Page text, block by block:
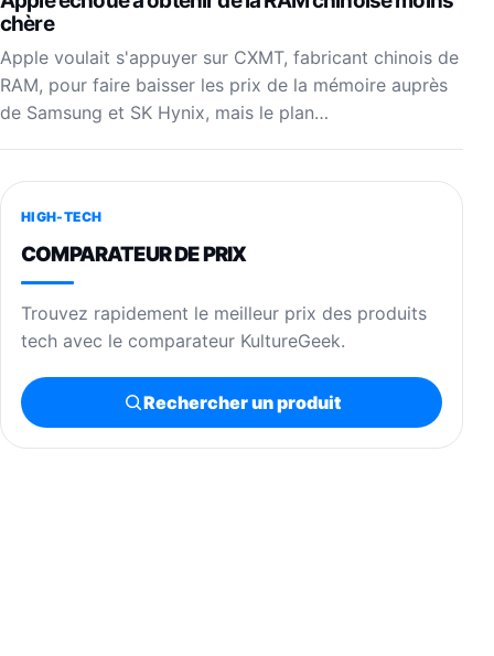
chère
Apple voulait s'appuyer sur CXMT, fabricant chinois de
RAM, pour faire baisser les prix de la mémoire auprès
de Samsung et SK Hynix, mais le plan…
HIGH-TECH
COMPARATEUR DE PRIX
Trouvez rapidement le meilleur prix des produits
tech avec le comparateur KultureGeek.
Rechercher un produit